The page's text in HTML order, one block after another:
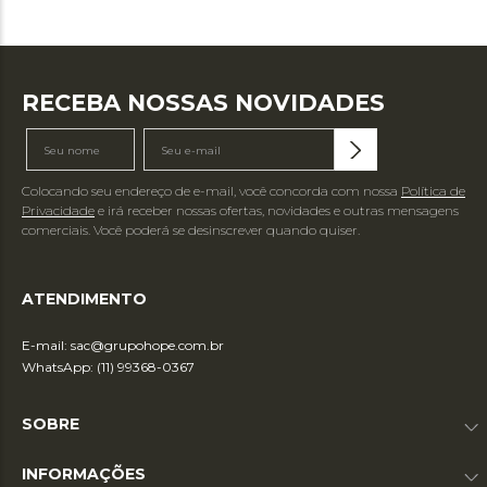
RECEBA NOSSAS NOVIDADES
Colocando seu endereço de e-mail, você concorda com nossa Política de
Privacidade e irá receber nossas ofertas, novidades e outras mensagens
comerciais. Você poderá se desinscrever quando quiser.
ATENDIMENTO
E-mail: sac@grupohope.com.br
WhatsApp: (11) 99368-0367
SOBRE
INFORMAÇÕES